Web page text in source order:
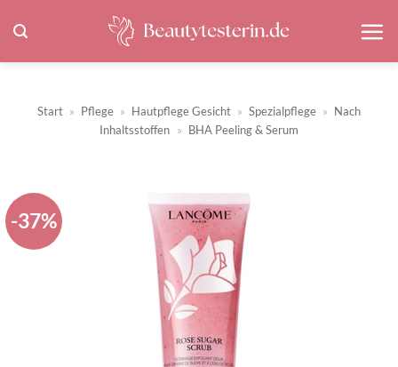
Inhalt
springen
Start » Pflege » Hautpflege Gesicht » Spezialpflege » Nach
Inhaltsstoffen » BHA Peeling & Serum
-37%